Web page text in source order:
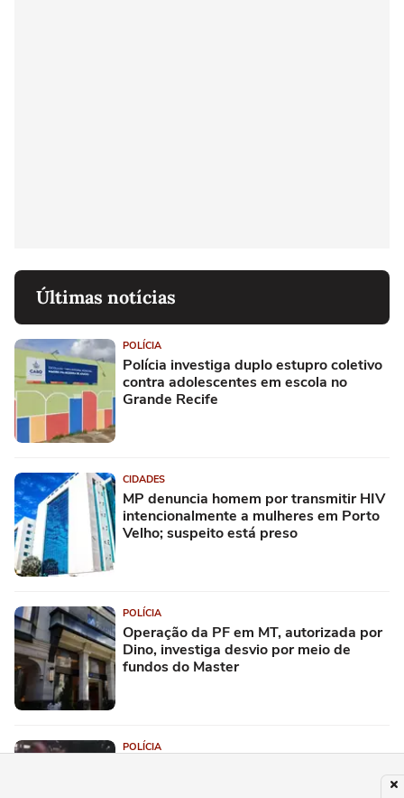
Últimas notícias
POLÍCIA
Polícia investiga duplo estupro coletivo
contra adolescentes em escola no
Grande Recife
CIDADES
MP denuncia homem por transmitir HIV
intencionalmente a mulheres em Porto
Velho; suspeito está preso
POLÍCIA
Operação da PF em MT, autorizada por
Dino, investiga desvio por meio de
fundos do Master
POLÍCIA